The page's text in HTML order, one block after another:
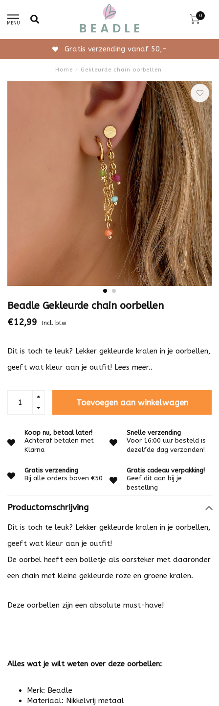
MENU
0
Gratis verzending vanaf 50,-
Home / Gekleurde chain oorbellen
Beadle Gekleurde chain oorbellen
€12,99 Incl. btw
Dit is toch te leuk? Lekker gekleurde kralen in je oorbellen,
geeft wat kleur aan je outfit! Lees meer..
Toevoegen aan winkelwagen
Koop nu, betaal later!
Achteraf betalen met
Klarna
Snelle verzending
Voor 16:00 uur besteld is
dezelfde dag verzonden!
Gratis verzending
Bij alle orders boven €50
Gratis cadeau verpakking!
Geef dit aan bij je
bestelling
Productomschrijving
Dit is toch te leuk? Lekker gekleurde kralen in je oorbellen,
geeft wat kleur aan je outfit!
De oorbel heeft een bolletje als oorsteker met daaronder
een chain met kleine gekleurde roze en groene kralen.
Deze oorbellen zijn een absolute must-have!
Alles wat je wilt weten over deze oorbellen:
Merk: Beadle
Materiaal: Nikkelvrij metaal